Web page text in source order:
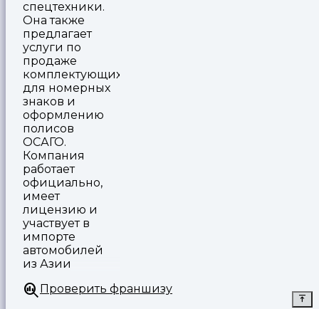
спецтехники.
Она также
предлагает
услуги по
продаже
комплектующих
для номерных
знаков и
оформлению
полисов
ОСАГО.
Компания
работает
официально,
имеет
лицензию и
участвует в
импорте
автомобилей
из Азии
Проверить франшизу